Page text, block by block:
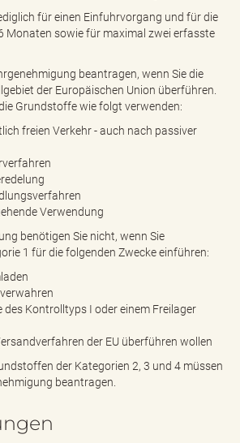
für einen Einfuhrvorgang und für die
Monaten sowie für maximal zwei erfasste
beantragen, wenn Sie die
der Europäischen Union überführen.
Grundstoffe wie folgt verwenden:
freien Verkehr - auch nach passiver
Verwendung
benötigen Sie nicht, wenn Sie
1 für die folgenden Zwecke einführen:
des Kontrolltyps I oder einem Freilager
der EU überführen wollen
der Kategorien 2, 3 und 4 müssen
beantragen.